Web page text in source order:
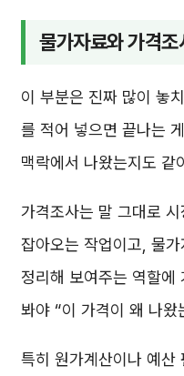
물가자료와 가격
이 부분은 진짜 많이 놓
를 적어 넣으면 끝나는
맥락에서 나왔는지도 같
가격조사는 말 그대로
잡아오는 작업이고, 물
정리해 보여주는 역할에
봐야 “이 가격이 왜 나왔
특히 원가계산이나 예산